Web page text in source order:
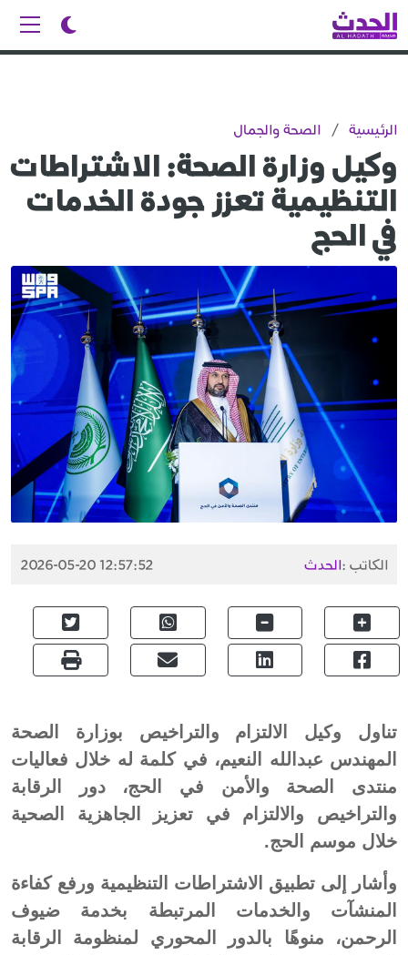
الرئيسية / الصحة والجمال
وكيل وزارة الصحة: الاشتراطات
التنظيمية تعزز جودة الخدمات
في الحج
الكاتب :الحدث 2026-05-20 12:57:52
تناول وكيل الالتزام والتراخيص بوزارة الصحة
المهندس عبدالله النعيم، في كلمة له خلال فعاليات
منتدى الصحة والأمن في الحج، دور الرقابة
والتراخيص والالتزام في تعزيز الجاهزية الصحية
خلال موسم الحج.
وأشار إلى تطبيق الاشتراطات التنظيمية ورفع كفاءة
المنشآت والخدمات المرتبطة بخدمة ضيوف
الرحمن، منوهًا بالدور المحوري لمنظومة الرقابة